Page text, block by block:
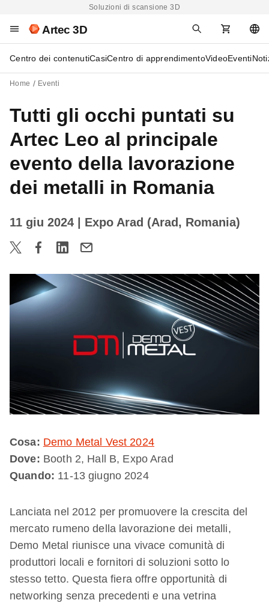
Soluzioni di scansione 3D
Artec 3D
Centro dei contenutiCasiCentro di apprendimentoVideoEventi
Home Eventi
Tutti gli occhi puntati su
Artec Leo al principale
evento della lavorazione
dei metalli in Romania
11 giu 2024 | Expo Arad (Arad, Romania)
Cosa: Demo Metal Vest 2024
Dove: Booth 2, Hall B, Expo Arad
Quando: 11-13 giugno 2024
Lanciata nel 2012 per promuovere la crescita del
mercato rumeno della lavorazione dei metalli,
Demo Metal riunisce una vivace comunità di
produttori locali e fornitori di soluzioni sotto lo
stesso tetto. Questa fiera offre opportunità di
networking senza precedenti e una vetrina